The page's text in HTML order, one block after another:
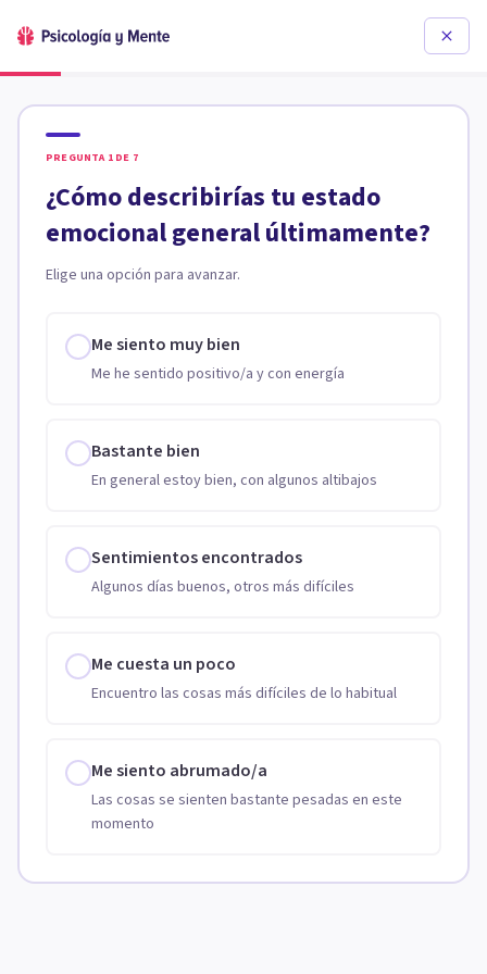
PREGUNTA 1 DE 7
¿Cómo describirías tu estado
emocional general últimamente?
Elige una opción para avanzar.
Me siento muy bien
Me he sentido positivo/a y con energía
Bastante bien
En general estoy bien, con algunos altibajos
Sentimientos encontrados
Algunos días buenos, otros más difíciles
Me cuesta un poco
Encuentro las cosas más difíciles de lo habitual
Me siento abrumado/a
Las cosas se sienten bastante pesadas en este
momento